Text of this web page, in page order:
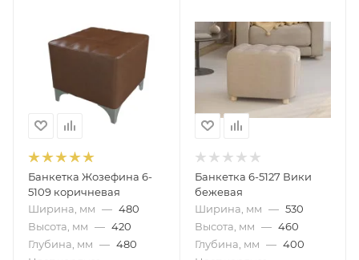
Банкетка Жозефина 6-
5109 коричневая
Ширина, мм — 480
Высота, мм — 420
Глубина, мм — 480
Банкетка 6-5127 Вики
бежевая
Ширина, мм — 530
Высота, мм — 460
Глубина, мм — 400